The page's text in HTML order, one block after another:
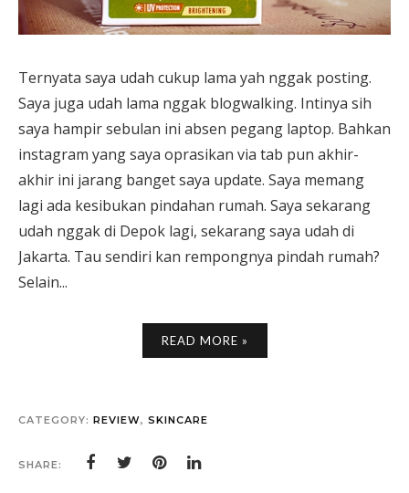
Ternyata saya udah cukup lama yah nggak posting.
Saya juga udah lama nggak blogwalking. Intinya sih
saya hampir sebulan ini absen pegang laptop. Bahkan
instagram yang saya oprasikan via tab pun akhir-
akhir ini jarang banget saya update. Saya memang
lagi ada kesibukan pindahan rumah. Saya sekarang
udah nggak di Depok lagi, sekarang saya udah di
Jakarta. Tau sendiri kan rempongnya pindah rumah?
Selain...
READ MORE »
CATEGORY: REVIEW, SKINCARE
SHARE: